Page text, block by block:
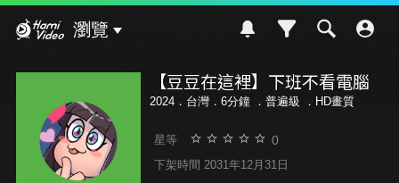
瀏覽
【豆豆在這裡】下班不看電腦
2024．台灣．6分鐘 ． 普遍級 ．HD畫質
星等 0
下架時間 2031年12月31日